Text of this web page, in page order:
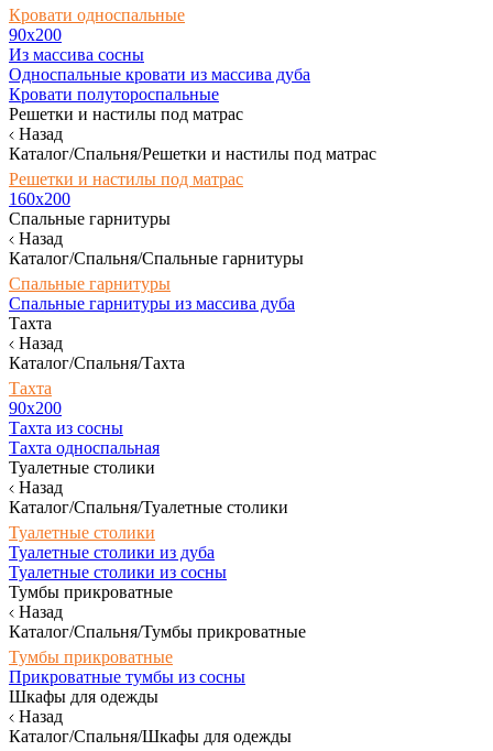
Кровати односпальные
90х200
Из массива сосны
Односпальные кровати из массива дуба
Кровати полутороспальные
Решетки и настилы под матрас
Назад
Каталог/Спальня/Решетки и настилы под матрас
Решетки и настилы под матрас
160х200
Спальные гарнитуры
Назад
Каталог/Спальня/Спальные гарнитуры
Спальные гарнитуры
Спальные гарнитуры из массива дуба
Тахта
Назад
Каталог/Спальня/Тахта
Тахта
90х200
Тахта из сосны
Тахта односпальная
Туалетные столики
Назад
Каталог/Спальня/Туалетные столики
Туалетные столики
Туалетные столики из дуба
Туалетные столики из сосны
Тумбы прикроватные
Назад
Каталог/Спальня/Тумбы прикроватные
Тумбы прикроватные
Прикроватные тумбы из сосны
Шкафы для одежды
Назад
Каталог/Спальня/Шкафы для одежды